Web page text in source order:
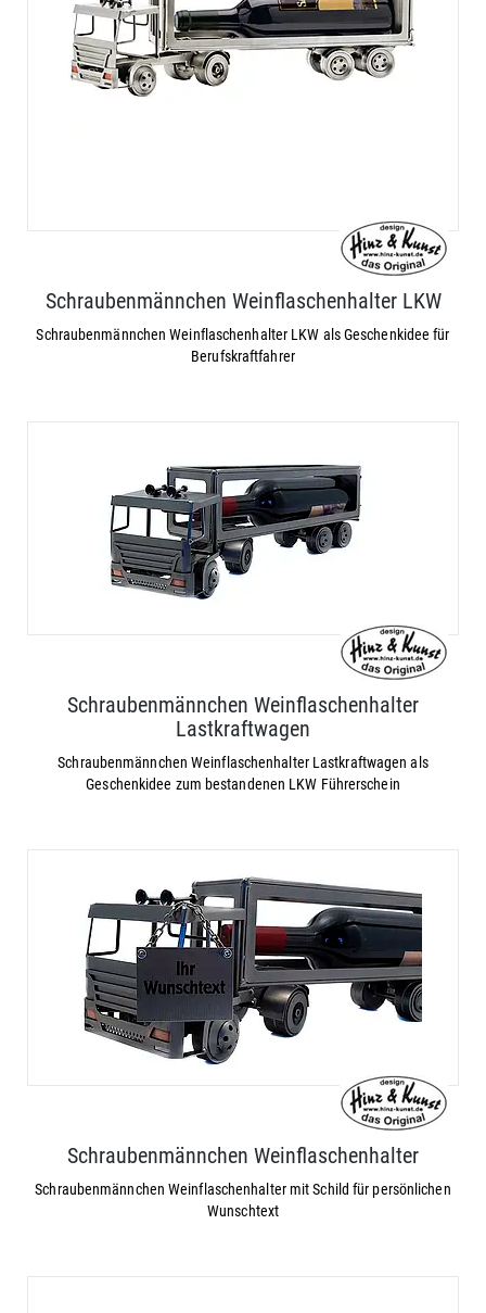
Schraubenmännchen Weinflaschenhalter LKW
Schraubenmännchen Weinflaschenhalter LKW als Geschenkidee für
Berufskraftfahrer
Schraubenmännchen Weinflaschenhalter
Lastkraftwagen
Schraubenmännchen Weinflaschenhalter Lastkraftwagen als
Geschenkidee zum bestandenen LKW Führerschein
Schraubenmännchen Weinflaschenhalter
Schraubenmännchen Weinflaschenhalter mit Schild für persönlichen
Wunschtext